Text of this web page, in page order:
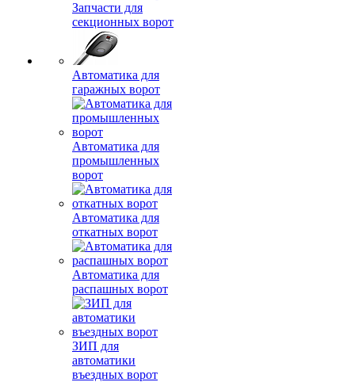
Запчасти для
секционных ворот
Автоматика для
гаражных ворот
Автоматика для
промышленных
ворот
Автоматика для
откатных ворот
Автоматика для
распашных ворот
ЗИП для
автоматики
въездных ворот